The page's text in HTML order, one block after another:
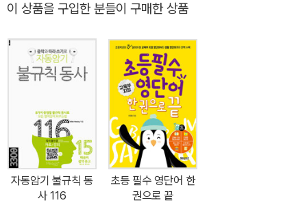
기’가 안됩니다. 또한 기존의 단어책은 ‘학원 수업 용’입니다. 독학할
때, 눈은 단어를 보지만 머리는 다른 생각을 합니다. 그리고 외워질 만
큼 반복하기엔 너무 많은 의지력과 시간이 필요합니다. 대부분 10장
도 못 읽고 포기합니다. 자동암기 가능할까? 일주일 정도 여러 곡을
순서대로 반복해서 들으면, 한 곡이 끝나고 다음 곡이 시작하기 전, 이
미 머릿속에는 다음 곡이 맴돕니다. 그 이유는 뇌가 다음 곡을 예측하
기 때문입니다. (조지타운 의학 대학교, 논문 주소: bit.ly/46kdgd)
마찬가지로, 한 곡이 끝날 즈음 영어 단어를, 다음 곡의 시작에 한글
뜻을 들려주면, 뇌는 한글 뜻을 예측하므로 자동 암기가 됩니다. 3~2
0번 들으면, 곡이 끝날 무렵 한글 뜻(또는 영어 단어)이 생각납니다.
이 상품을 구입한 분들이 구매한 상품
자동암기 불규칙 동
사 116
초등 필수 영단어 한
권으로 끝